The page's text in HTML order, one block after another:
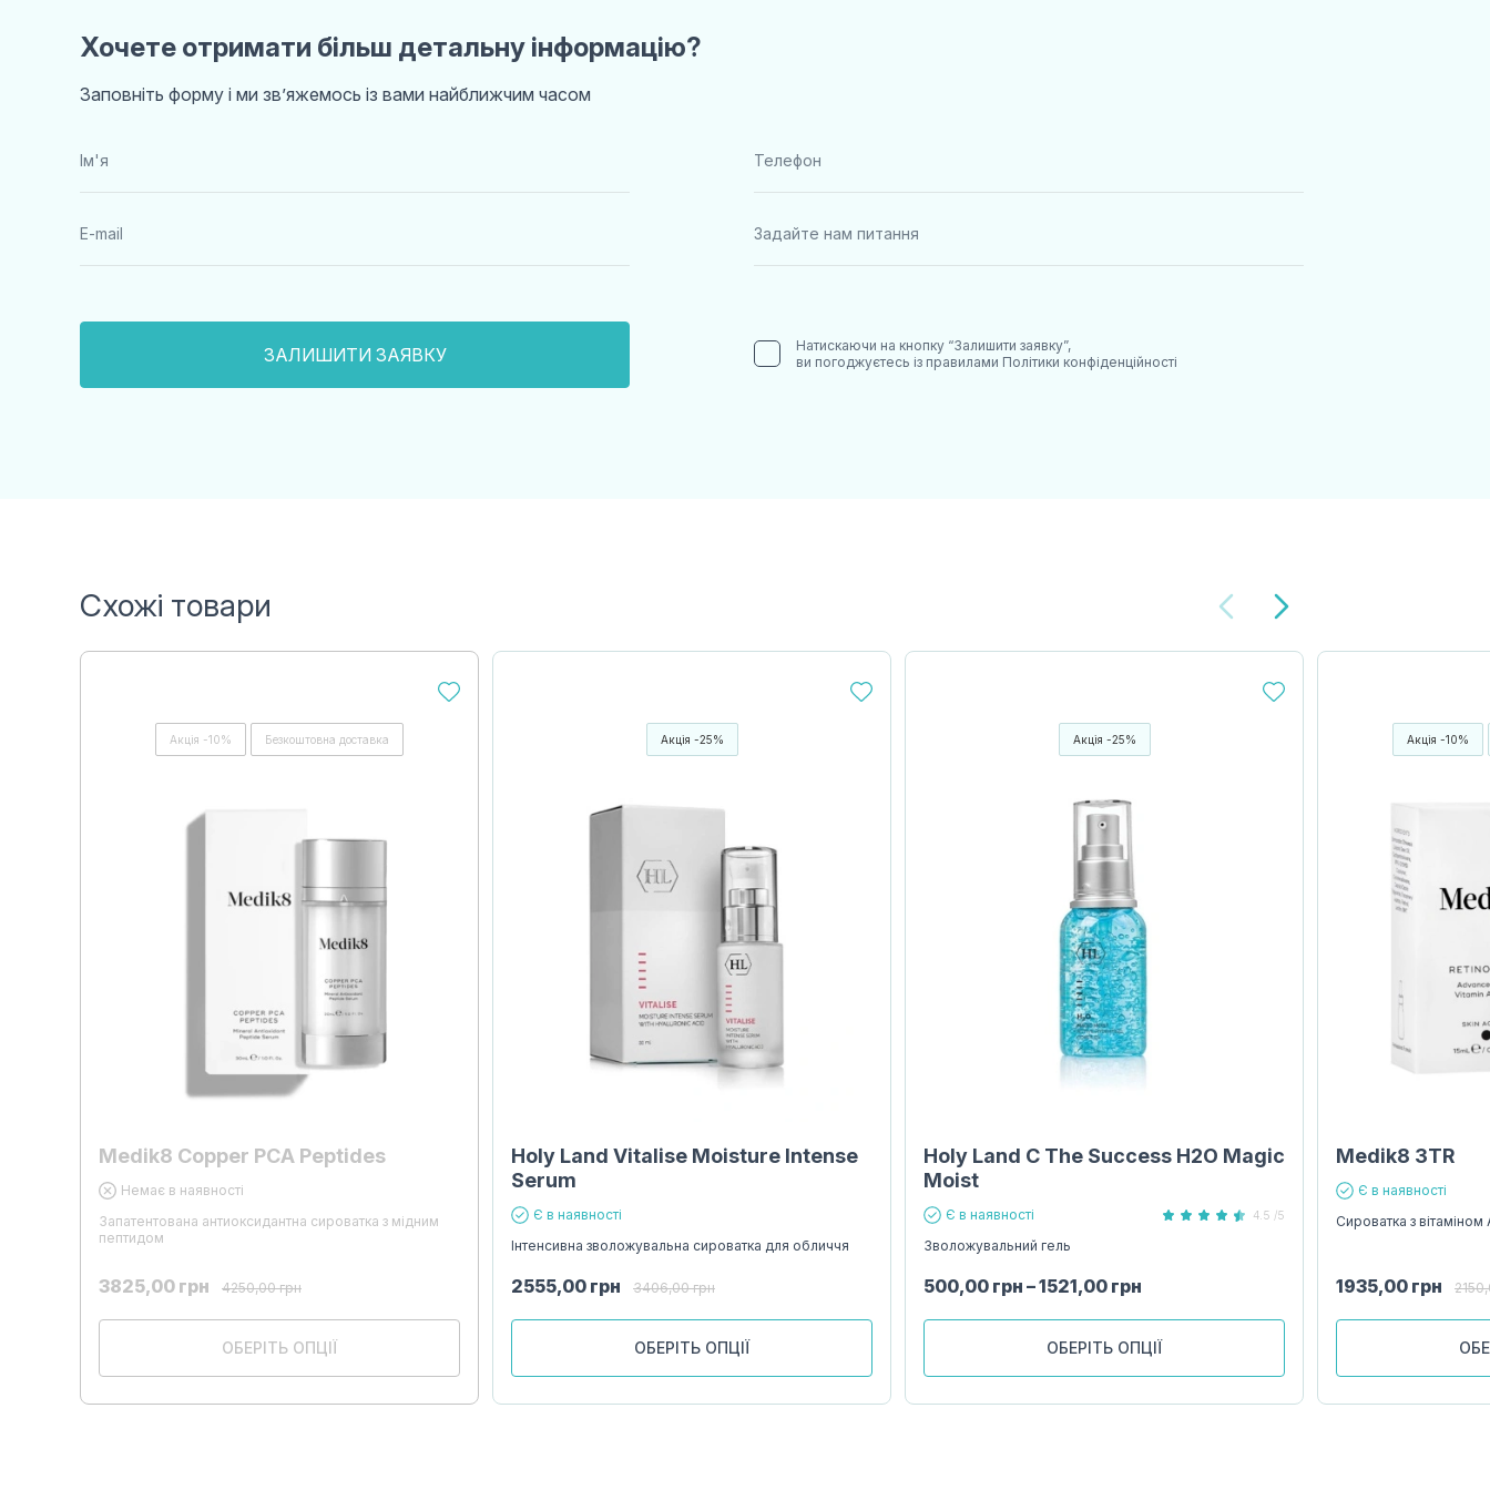
Хочете отримати більш детальну інформацію?
Заповніть форму і ми звʼяжемось із вами найближчим часом
Натискаючи на кнопку “Залишити заявку”,
ви погоджуєтесь із правилами Політики конфіденційності
Схожі товари
Акція -10% Безкоштовна доставка
Medik8 Copper PCA Peptides
Немає в наявності
Запатентована антиоксидантна сироватка з мідним
пептидом
3825,00 грн 4250,00грн
ОБЕРІТЬ ОПЦІЇ
Акція -25%
Holy Land Vitalise Moisture Intense
Serum
Є в наявності
Інтенсивна зволожувальна сироватка для обличчя
2555,00 грн 3406,00грн
ОБЕРІТЬ ОПЦІЇ
Акція -25%
Holy Land С The Success H2O Magic
Moist
Є в наявності 4.5 /5
Зволожувальний гель
500,00 грн –1521,00 грн
ОБЕРІТЬ ОПЦІЇ
Акція -10%
Medik8 3TR
Є в наявності
Сироватка з вітаміном
1935,00 грн